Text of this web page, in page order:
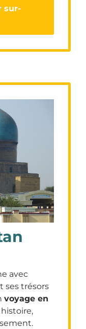
sur-
avec
ses trésors
voyage en